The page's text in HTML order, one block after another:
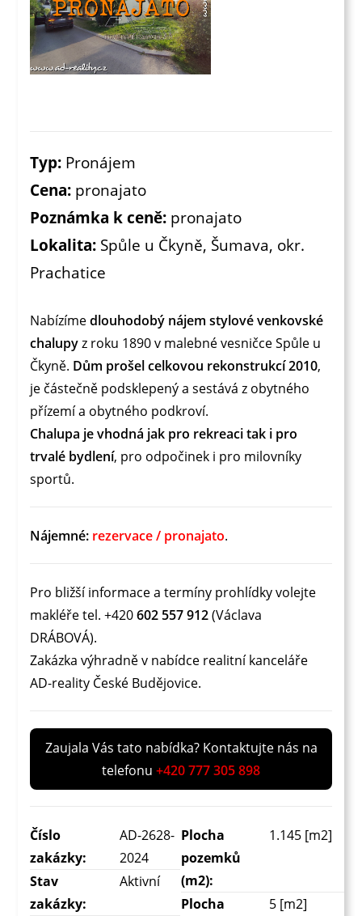
Typ: Pronájem
Cena: pronajato
Poznámka k ceně: pronajato
Lokalita: Spůle u Čkyně, Šumava, okr.
Prachatice
Nabízímedlouhodobý nájem stylové venkovské
chalupyz roku 1890 v malebné vesničce Spůle u
Čkyně. Dům prošel celkovou rekonstrukcí 2010,
je částečně podsklepený a sestává z obytného
přízemí a obytného podkroví.
Chalupa je vhodná jak pro rekreaci tak i pro
trvalé bydlení, pro odpočinek i pro milovníky
sportů.
Nájemné: rezervace / pronajato.
Pro bližší informace a termíny prohlídky volejte
makléře tel. +420602 557 912(Václava
DRÁBOVÁ).
Zakázka výhradně v nabídce realitní kanceláře
AD-reality České Budějovice.
Zaujala Vás tato nabídka? Kontaktujte nás na
telefonu +420 777 305 898
Číslo
zakázky:
AD-2628-
2024
Stav
zakázky:
Aktivní
Plocha
pozemků
(m2):
1.145 [m2]
Plocha
5 [m2]